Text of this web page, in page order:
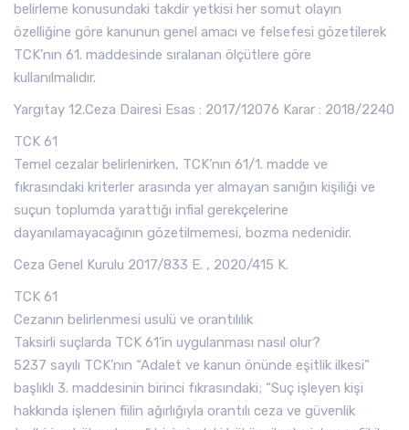
belirleme konusundaki takdir yetkisi her somut olayın
özelliğine göre kanunun genel amacı ve felsefesi gözetilerek
TCK’nın 61. maddesinde sıralanan ölçütlere göre
kullanılmalıdır.
Yargıtay 12.Ceza Dairesi Esas : 2017/12076 Karar : 2018/2240
TCK 61
Temel cezalar belirlenirken, TCK’nın 61/1. madde ve
fıkrasındaki kriterler arasında yer almayan sanığın kişiliği ve
suçun toplumda yarattığı infial gerekçelerine
dayanılamayacağının gözetilmemesi, bozma nedenidir.
Ceza Genel Kurulu 2017/833 E. , 2020/415 K.
TCK 61
Cezanın belirlenmesi usulü ve orantılılık
Taksirli suçlarda TCK 61’in uygulanması nasıl olur?
5237 sayılı TCK’nın “Adalet ve kanun önünde eşitlik ilkesi”
başlıklı 3. maddesinin birinci fıkrasındaki; “Suç işleyen kişi
hakkında işlenen fiilin ağırlığıyla orantılı ceza ve güvenlik